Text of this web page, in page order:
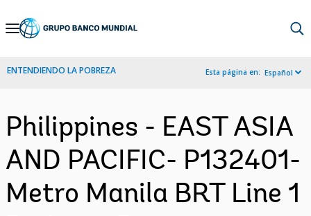
Skip
Navigation
ENTENDIENDO LA POBREZA Esta página en: Español
Philippines - EAST ASIA
AND PACIFIC- P132401-
Metro Manila BRT Line 1